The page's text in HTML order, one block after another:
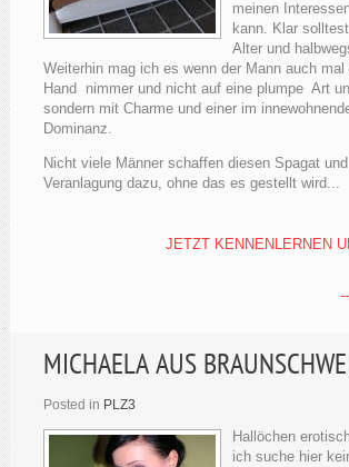
meinen
kann. Klar
Alter und
Weiterhin mag ich es wenn der Mann auch
Hand nimmer und nicht auf eine plumpe Art
sondern mit Charme und einer im
Dominanz.
Nicht viele Männer schaffen diesen Spagat
Veranlagung dazu, ohne das es gestellt wird...
JETZT KENNENLERNEN
MICHAELA AUS
Posted in PLZ3
Hallöchen
ich suche hier